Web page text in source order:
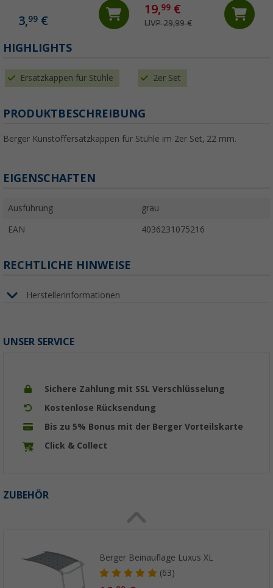
3,99 €
19,99€
UVP 29,99 €
HIGHLIGHTS
Ersatzkappen für Stühle 2er Set
PRODUKTBESCHREIBUNG
Berger Kunstoffersatzkappen für Stühle im 2er Set, 22 mm.
EIGENSCHAFTEN
Ausführung grau
EAN 4036231075216
RECHTLICHE HINWEISE
Herstellerinformationen
UNSER SERVICE
Sichere Zahlung mit SSL Verschlüsselung
Kostenlose Rücksendung
Bis zu 5% Bonus mit der Berger Vorteilskarte
Click & Collect
ZUBEHÖR
Berger Beinauflage Luxus XL
(63)